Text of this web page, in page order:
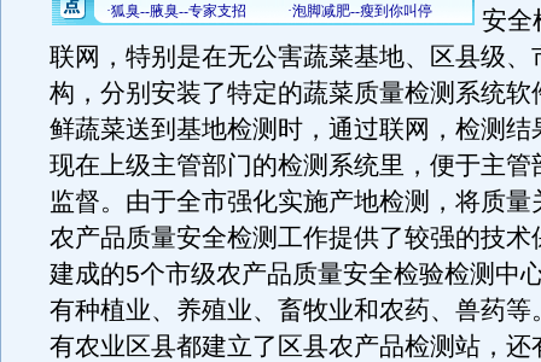
安全
联网，特别是在无公害蔬菜基地、区县级、
构，分别安装了特定的蔬菜质量检测系统软
鲜蔬菜送到基地检测时，通过联网，检测结
现在上级主管部门的检测系统里，便于主管
监督。由于全市强化实施产地检测，将质量
农产品质量安全检测工作提供了较强的技术
建成的5个市级农产品质量安全检验检测中
有种植业、养殖业、畜牧业和农药、兽药等
有农业区县都建立了区县农产品检测站，还